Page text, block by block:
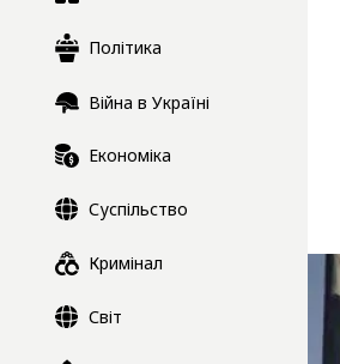
Політика
Війна в Україні
Економіка
Суспільство
Кримінал
Світ